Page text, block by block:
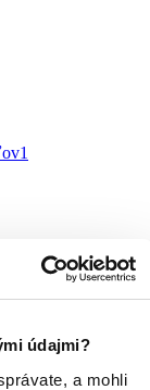
údajmi?
a mohli
1